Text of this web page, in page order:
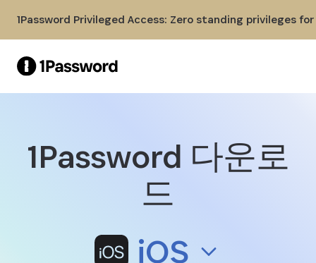
1Password Privileged Access: Zero standing privileges
iOS용 1Password 다운로드
1Password 다운로
드
iOS